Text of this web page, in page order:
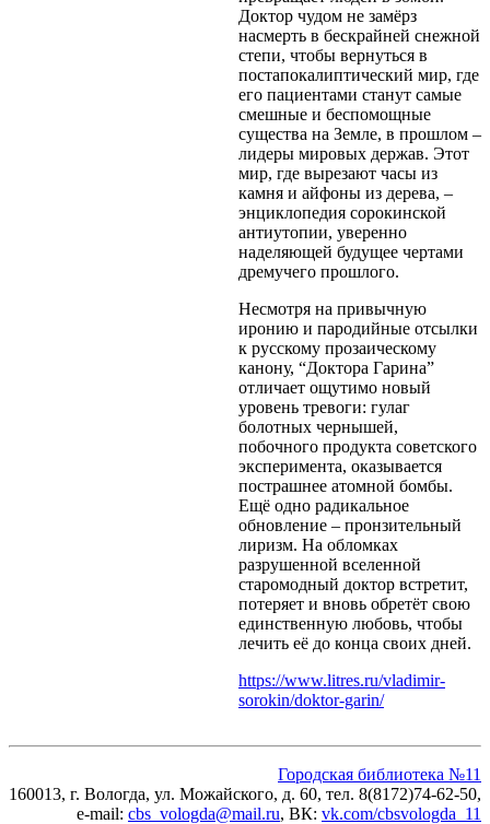
Доктор чудом не замёрз
насмерть в бескрайней снежной
степи, чтобы вернуться в
постапокалиптический мир, где
его пациентами станут самые
смешные и беспомощные
существа на Земле, в прошлом –
лидеры мировых держав. Этот
мир, где вырезают часы из
камня и айфоны из дерева, –
энциклопедия сорокинской
антиутопии, уверенно
наделяющей будущее чертами
дремучего прошлого.
Несмотря на привычную
иронию и пародийные отсылки
к русскому прозаическому
канону, “Доктора Гарина”
отличает ощутимо новый
уровень тревоги: гулаг
болотных чернышей,
побочного продукта советского
эксперимента, оказывается
пострашнее атомной бомбы.
Ещё одно радикальное
обновление – пронзительный
лиризм. На обломках
разрушенной вселенной
старомодный доктор встретит,
потеряет и вновь обретёт свою
единственную любовь, чтобы
лечить её до конца своих дней.
https://www.litres.ru/vladimir-
sorokin/doktor-garin/
Городская библиотека №11
160013, г. Вологда, ул. Можайского, д. 60, тел. 8(8172)74-62-50,
e-mail: cbs_vologda@mail.ru, ВК: vk.com/cbsvologda_11